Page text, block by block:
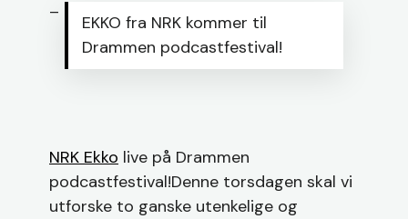
– Medvirkning
EKKO fra NRK kommer til
Drammen podcastfestival!
NRK Ekko live på Drammen
podcastfestival!Denne torsdagen skal vi
utforske to ganske utenkelige og